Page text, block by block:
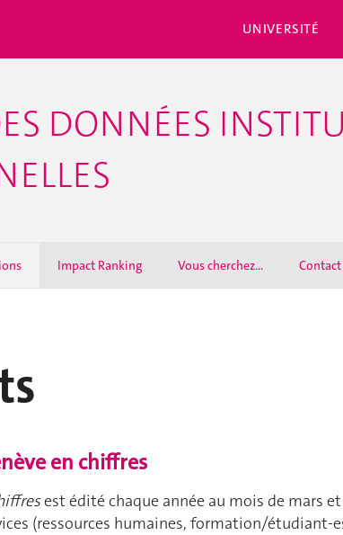
UNIVERSITÉ
DONNÉES
Impact Ranking Vous cherchez... Contact
en chiffres
est édité chaque année au mois de mars
(ressources humaines, formation/